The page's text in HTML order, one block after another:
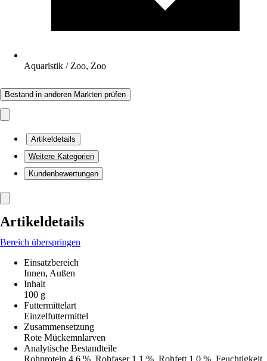
Aquaristik / Zoo, Zoo
Bestand in anderen Märkten prüfen
Artikeldetails
Weitere Kategorien
Kundenbewertungen
Artikeldetails
Bereich überspringen
Einsatzbereich
Innen, Außen
Inhalt
100 g
Futtermittelart
Einzelfuttermittel
Zusammensetzung
Rote Mückemnlarven
Analytische Bestandteile
Rohprotein 4,6 %, Rohfaser 1,1 %, Rohfett 1,0 %, Feuchtigkeit